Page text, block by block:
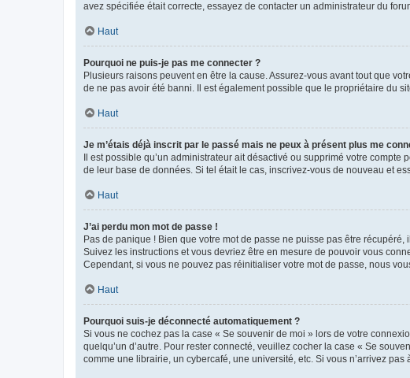
avez spécifiée était correcte, essayez de contacter un administrateur du
Haut
Pourquoi ne puis-je pas me connecter ?
Plusieurs raisons peuvent en être la cause. Assurez-vous avant tout que
de ne pas avoir été banni. Il est également possible que le propriétaire du
Haut
Je m’étais déjà inscrit par le passé mais ne peux à présent plus me
Il est possible qu’un administrateur ait désactivé ou supprimé votre
de leur base de données. Si tel était le cas, inscrivez-vous de nouveau et
Haut
J’ai perdu mon mot de passe !
Pas de panique ! Bien que votre mot de passe ne puisse pas être
Suivez les instructions et vous devriez être en mesure de pouvoir vous
Cependant, si vous ne pouvez pas réinitialiser votre mot de passe, nous
Haut
Pourquoi suis-je déconnecté automatiquement ?
Si vous ne cochez pas la case « Se souvenir de moi » lors de votre
quelqu’un d’autre. Pour rester connecté, veuillez cocher la case « Se
comme une librairie, un cybercafé, une université, etc. Si vous n’arrivez